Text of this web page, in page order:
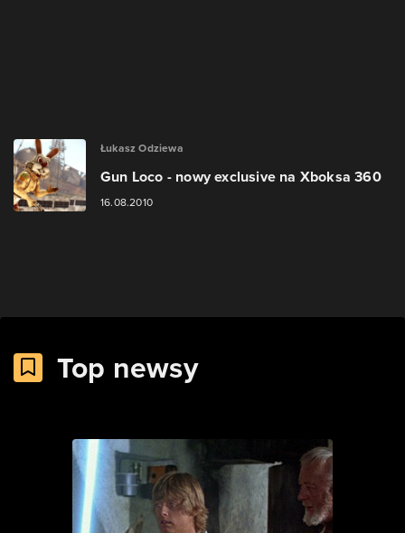
Łukasz Odziewa
Gun Loco - nowy exclusive na Xboksa 360
16.08.2010
Top newsy